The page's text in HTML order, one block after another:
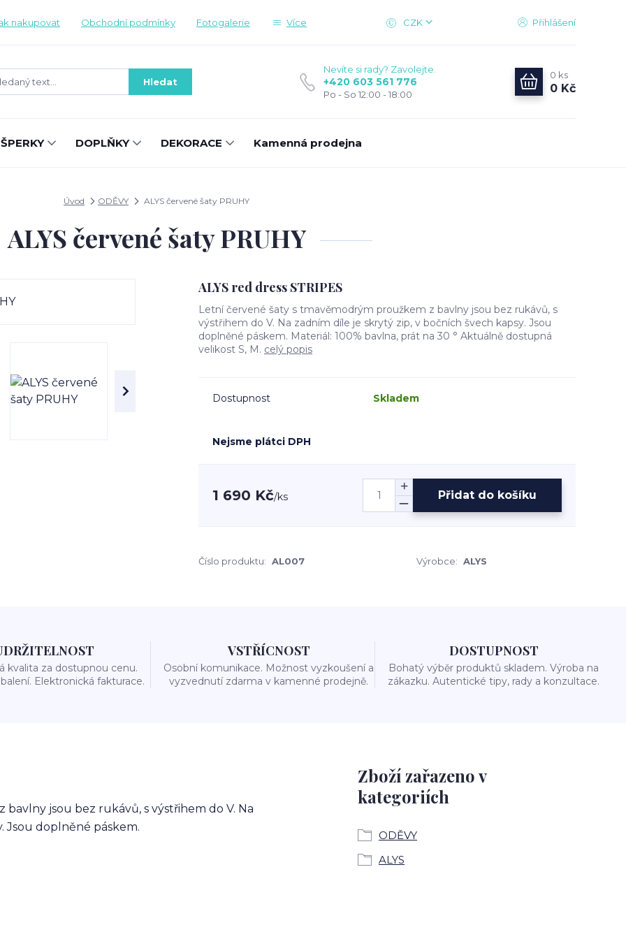
nakupovat Obchodní podmínky Fotogalerie Více CZK Přihlášení
Hledat
Nevíte si rady? Zavolejte.
+420 603 561 776
Po - So 12:00 - 18:00
0 ks
0 Kč
ŠPERKY DOPLŇKY DEKORACE Kamenná prodejna
Úvod ODĚVY ALYS červené šaty PRUHY
ALYS červené šaty PRUHY
ALYS red dress STRIPES
Letní červené šaty s tmavěmodrým proužkem z bavlny jsou bez rukávů, s
výstřihem do V. Na zadním díle je skrytý zip, v bočních švech kapsy. Jsou
doplněné páskem. Materiál: 100% bavlna, prát na 30 ° Aktuálně dostupná
velikost S, M. celý popis
Dostupnost Skladem
Nejsme plátci DPH
1 690 Kč/ks Přidat do košíku
Číslo produktu: AL007 Výrobce: ALYS
kvalita za dostupnou cenu.
Elektronická fakturace.
VSTŘÍCNOST
Osobní komunikace. Možnost vyzkoušení a
vyzvednutí zdarma v kamenné prodejně.
DOSTUPNOST
Bohatý výběr produktů skladem. Výroba na
zákazku. Autentické tipy, rady a konzultace.
jsou bez rukávů, s výstřihem do V. Na
Jsou doplněné páskem.
Zboží zařazeno v
kategoriích
ODĚVY
ALYS